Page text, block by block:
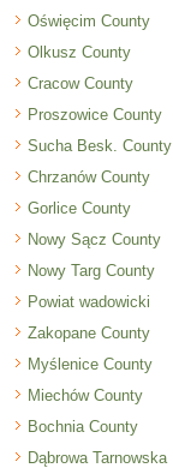
Oświęcim County
Olkusz County
Cracow County
Proszowice County
Sucha Besk. County
Chrzanów County
Gorlice County
Nowy Sącz County
Nowy Targ County
Powiat wadowicki
Zakopane County
Myślenice County
Miechów County
Bochnia County
Dąbrowa Tarnowska